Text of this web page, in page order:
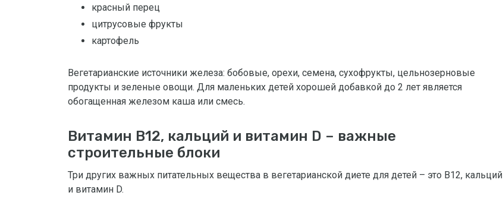
красный перец
цитрусовые фрукты
картофель
Вегетарианские источники железа: бобовые, орехи, семена, сухофрукты, цельнозерновые
продукты и зеленые овощи. Для маленьких детей хорошей добавкой до 2 лет является
обогащенная железом каша или смесь.
Витамин B12, кальций и витамин D – важные
строительные блоки
Три других важных питательных вещества в вегетарианской диете для детей – это B12, кальций
и витамин D.